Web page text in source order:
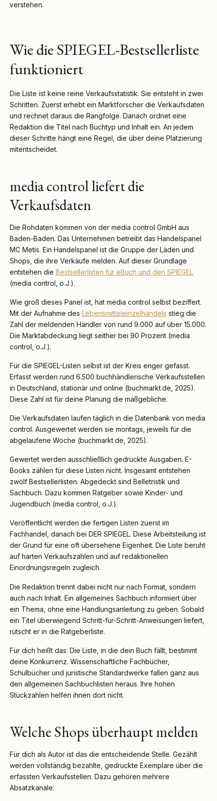
verstehen.
Wie die SPIEGEL-Bestsellerliste
funktioniert
Die Liste ist keine reine Verkaufsstatistik. Sie entsteht in zwei
Schritten. Zuerst erhebt ein Marktforscher die Verkaufsdaten
und rechnet daraus die Rangfolge. Danach ordnet eine
Redaktion die Titel nach Buchtyp und Inhalt ein. An jedem
dieser Schritte hängt eine Regel, die über deine Platzierung
mitentscheidet.
media control liefert die
Verkaufsdaten
Die Rohdaten kommen von der media control GmbH aus
Baden-Baden. Das Unternehmen betreibt das Handelspanel
MC Metis. Ein Handelspanel ist die Gruppe der Läden und
Shops, die ihre Verkäufe melden. Auf dieser Grundlage
entstehen die Bestsellerlisten für eBuch und den SPIEGEL
(media control, o.J.).
Wie groß dieses Panel ist, hat media control selbst beziffert.
Mit der Aufnahme des Lebensmitteleinzelhandels stieg die
Zahl der meldenden Händler von rund 9.000 auf über 15.000.
Die Marktabdeckung liegt seither bei 90 Prozent (media
control, o.J.).
Für die SPIEGEL-Listen selbst ist der Kreis enger gefasst.
Erfasst werden rund 6.500 buchhändlerische Verkaufsstellen
in Deutschland, stationär und online (buchmarkt.de, 2025).
Diese Zahl ist für deine Planung die maßgebliche.
Die Verkaufsdaten laufen täglich in die Datenbank von media
control. Ausgewertet werden sie montags, jeweils für die
abgelaufene Woche (buchmarkt.de, 2025).
Gewertet werden ausschließlich gedruckte Ausgaben. E-
Books zählen für diese Listen nicht. Insgesamt entstehen
zwölf Bestsellerlisten. Abgedeckt sind Belletristik und
Sachbuch. Dazu kommen Ratgeber sowie Kinder- und
Jugendbuch (media control, o.J.).
Veröffentlicht werden die fertigen Listen zuerst im
Fachhandel, danach bei DER SPIEGEL. Diese Arbeitsteilung ist
der Grund für eine oft übersehene Eigenheit. Die Liste beruht
auf harten Verkaufszahlen und auf redaktionellen
Einordnungsregeln zugleich.
Die Redaktion trennt dabei nicht nur nach Format, sondern
auch nach Inhalt. Ein allgemeines Sachbuch informiert über
ein Thema, ohne eine Handlungsanleitung zu geben. Sobald
ein Titel überwiegend Schritt-für-Schritt-Anweisungen liefert,
rutscht er in die Ratgeberliste.
Für dich heißt das: Die Liste, in die dein Buch fällt, bestimmt
deine Konkurrenz. Wissenschaftliche Fachbücher,
Schulbücher und juristische Standardwerke fallen ganz aus
den allgemeinen Sachbuchlisten heraus. Ihre hohen
Stückzahlen helfen ihnen dort nicht.
Welche Shops überhaupt melden
Für dich als Autor ist das die entscheidende Stelle. Gezählt
werden vollständig bezahlte, gedruckte Exemplare über die
erfassten Verkaufsstellen. Dazu gehören mehrere
Absatzkanäle: